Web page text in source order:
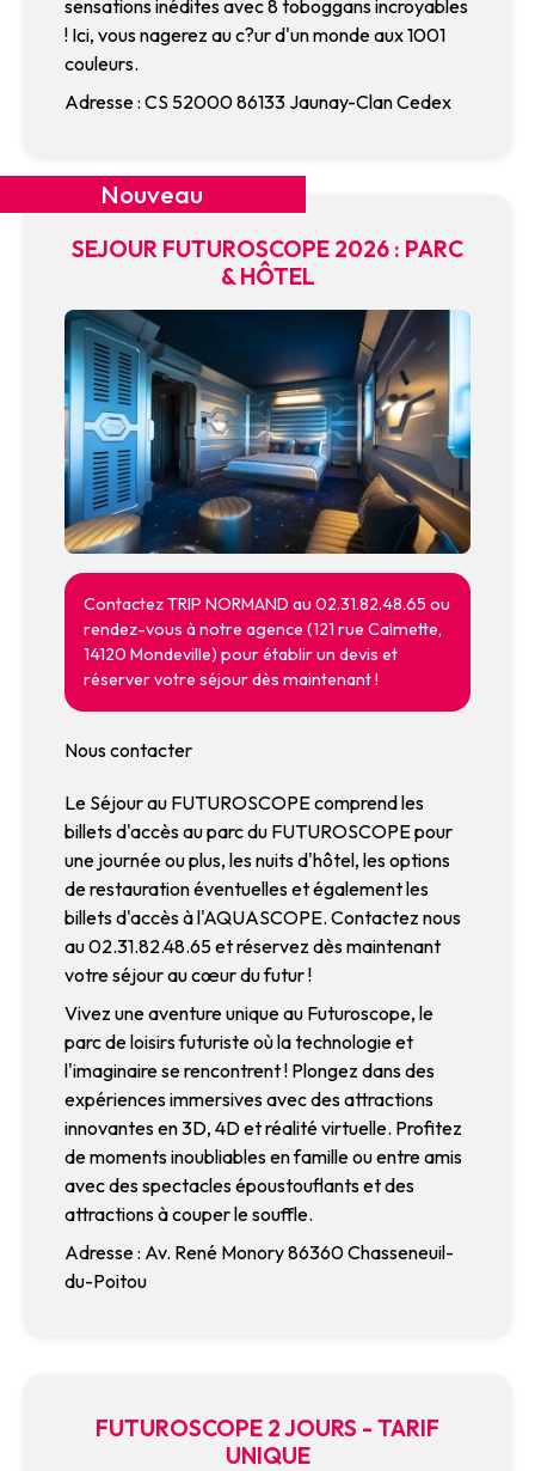
sensations inédites avec 8 toboggans incroyables
! Ici, vous nagerez au c?ur d'un monde aux 1001
couleurs.
Adresse : CS 52000 86133 Jaunay-Clan Cedex
SEJOUR FUTUROSCOPE 2026 : PARC
& HÔTEL
Contactez TRIP NORMAND au 02.31.82.48.65 ou
rendez-vous à notre agence (121 rue Calmette,
14120 Mondeville) pour établir un devis et
réserver votre séjour dès maintenant !
Nous contacter
Nouveau
Le Séjour au FUTUROSCOPE comprend les
billets d'accès au parc du FUTUROSCOPE pour
une journée ou plus, les nuits d'hôtel, les options
de restauration éventuelles et également les
billets d'accès à l'AQUASCOPE. Contactez nous
au 02.31.82.48.65 et réservez dès maintenant
votre séjour au cœur du futur !
Vivez une aventure unique au Futuroscope, le
parc de loisirs futuriste où la technologie et
l'imaginaire se rencontrent ! Plongez dans des
expériences immersives avec des attractions
innovantes en 3D, 4D et réalité virtuelle. Profitez
de moments inoubliables en famille ou entre amis
avec des spectacles époustouflants et des
attractions à couper le souffle.
Adresse : Av. René Monory 86360 Chasseneuil-
du-Poitou
FUTUROSCOPE 2 JOURS - TARIF
UNIQUE